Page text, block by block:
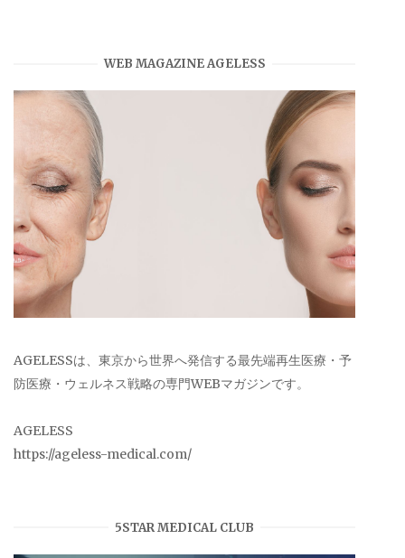
WEB MAGAZINE AGELESS
AGELESSは、東京から世界へ発信する最先端再生医療・予
防医療・ウェルネス戦略の専門WEBマガジンです。
AGELESS
https://ageless-medical.com/
5STAR MEDICAL CLUB